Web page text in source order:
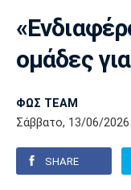
ΒΟΛΕΪ
AUTO-MOTO
Super League
Super League 2
Γ Εθνική
Ελλάδα
Μπάσκετ
Ελλάδα
Εθνική
EuroLeague
Ολυμπιακοί
Βόλεϊ
Πόλο
Ολυμπιακός
ομάδες
ΦΩΣ TEAM
Σάββατο, 13/06/2026
SHARE